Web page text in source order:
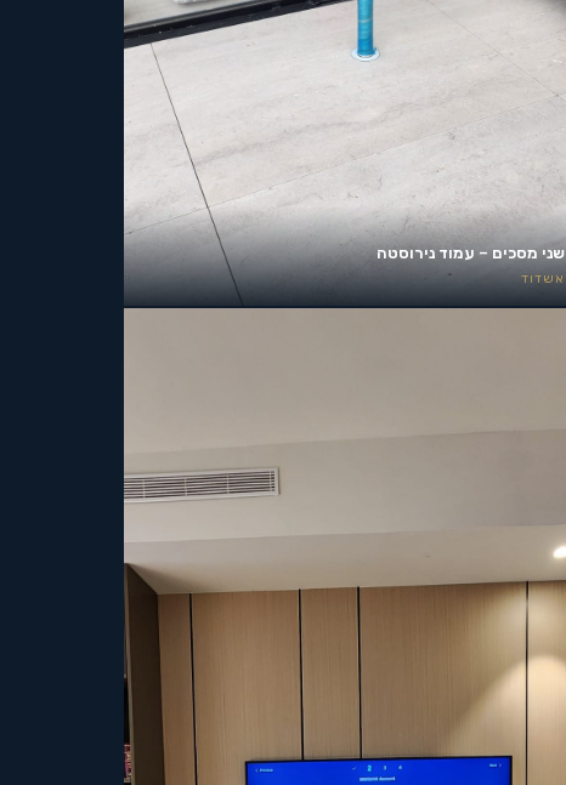
שני מסכים – עמוד נירוסטה
אשדוד